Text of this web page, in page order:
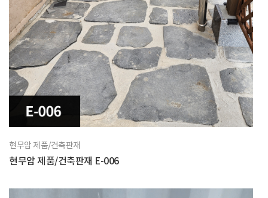
현무암 제품/건축판재
현무암 제품/건축판재 E-006